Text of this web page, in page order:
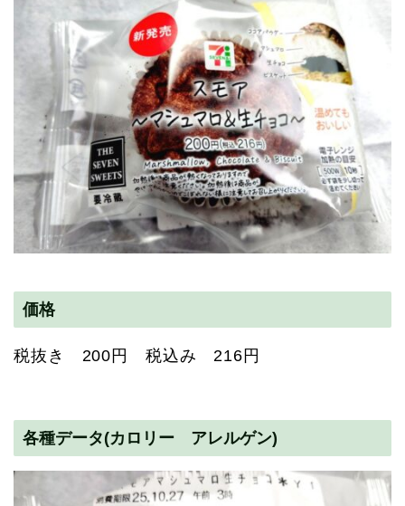
価格
税抜き 200円 税込み 216円
各種データ(カロリー アレルゲン)